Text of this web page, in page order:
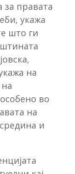
за правата
укажа
што ги
на
во
на
и